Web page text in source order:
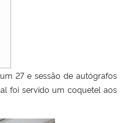
27 e sessão de autógrafos
foi servido um coquetel aos